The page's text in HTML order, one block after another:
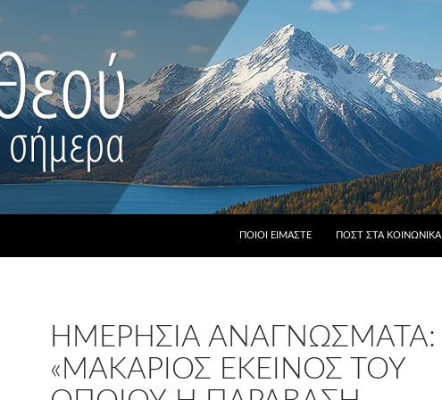
ΠΟΙΟΙ ΕΊΜΑΣΤΕ ΠΟΣΤ ΣΤΑ ΚΟΙΝΩΝΙΚΆ
ΗΜΕΡΉΣΙΑ ΑΝΑΓΝΏΣΜΑΤΑ:
«ΜΑΚΆΡΙΟΣ ΕΚΕΊΝΟΣ ΤΟΥ